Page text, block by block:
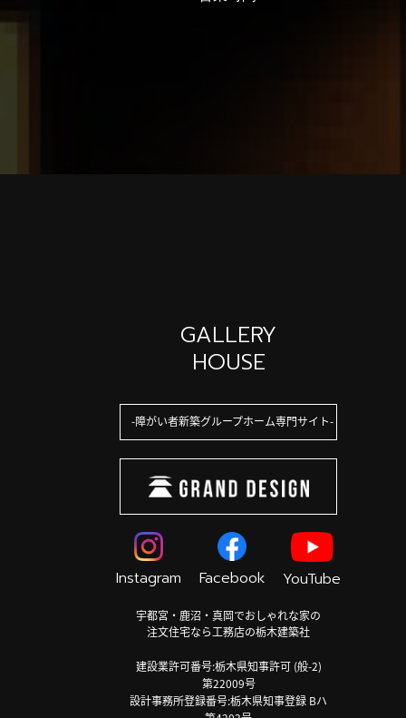
GALLERY
HOUSE
障がい者新築グループホーム専門サイト
Instagram Facebook YouTube
宇都宮・鹿沼・真岡でおしゃれな家の
注文住宅なら工務店の栃木建築社
建設業許可番号:栃木県知事許可 (般-2)
第22009号
設計事務所登録番号:栃木県知事登録 Bハ